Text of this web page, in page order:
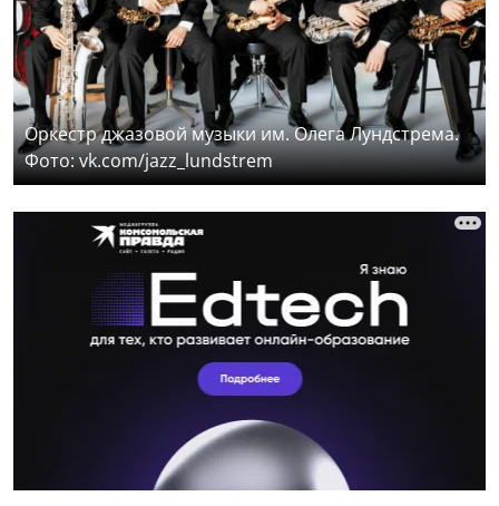
Оркестр джазовой музыки им. Олега Лундстрема.
Фото: vk.com/jazz_lundstrem